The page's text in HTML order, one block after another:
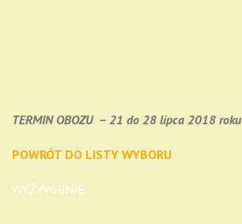
TERMIN OBOZU – 21 do 28 lipca 2018 roku
POWRÓT DO LISTY WYBORU
WYŻYWIENIE